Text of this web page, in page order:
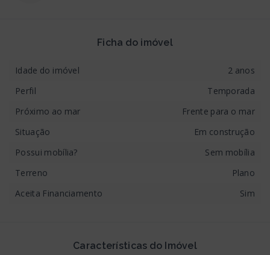
Características do Imóvel
Ficha do imóvel
Idade do imóvel
2 anos
Perfil
Temporada
Próximo ao mar
Frente para o mar
Situação
Em construção
Possui mobília?
Sem mobília
Terreno
Plano
Aceita Financiamento
Sim